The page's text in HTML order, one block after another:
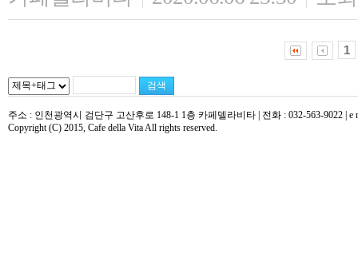
1
주소 : 인천광역시 검단구 고산후로 148-1 1층 카페델라비타 | 전화 : 032-563-9022 | e
Copyright (C) 2015, Cafe della Vita All rights reserved.